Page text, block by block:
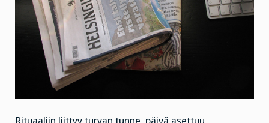
Rituaaliin liittyy turvan tunne, päivä asettuu